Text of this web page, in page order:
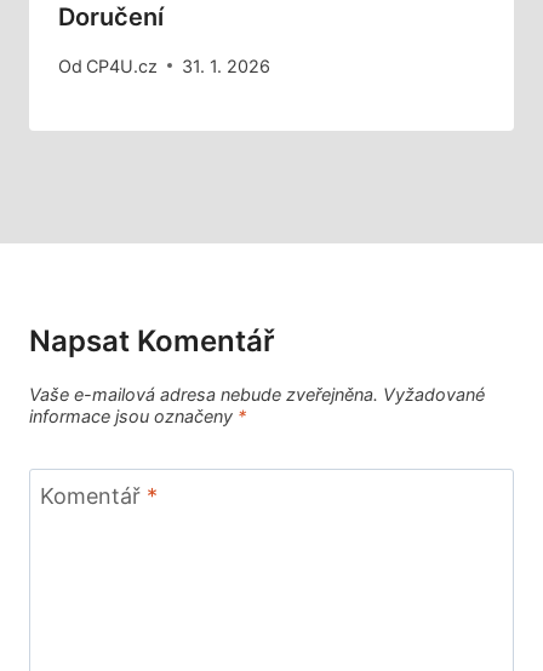
Doručení
Od CP4U.cz 31. 1. 2026
Napsat Komentář
Vaše e-mailová adresa nebude zveřejněna. Vyžadované
informace jsou označeny *
Komentář *